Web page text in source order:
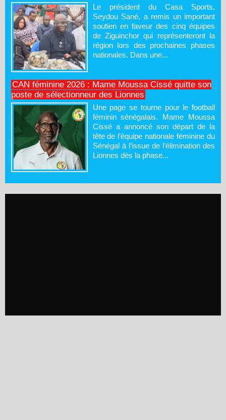
Le président du Casa Sports,
Seydou Sané, a remis un important
soutien en faveur des cinq équipes
de Ziguinchor qui représenteront la
région lors des prochaines phases
nationales. Dans une...
CAN féminine 2026 : Mame Moussa Cissé quitte son
poste de sélectionneur des Lionnes
Une page se tourne pour le football
féminin sénégalais. Mame Moussa
Cissé a annoncé son départ de la
tête de l’équipe nationale féminine du
Sénégal à l’issue de l’élimination des
Lionnes dès la phase...